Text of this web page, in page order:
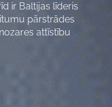
ir Baltijas līderis
pārstrādes
attīstību